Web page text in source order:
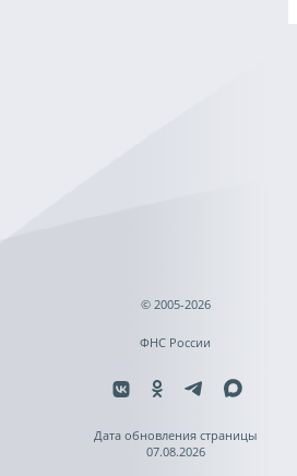
© 2005-2026
ФНС России
Дата обновления страницы
07.08.2026